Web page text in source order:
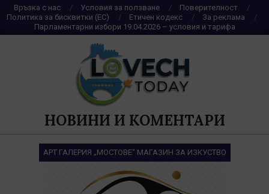
Skip
to
content
Връзка с нас Условия за ползване
Поверителност
Политика за бисквитки (ЕС)
Етичен кодекс
За реклама
Парламентарни избори 19.04.2026 – условия и тарифа
НОВИНИ И КОМЕНТАРИ
АРТ ГАЛЕРИЯ „МОСТОВЕ“ МАГАЗИН ЗА ИЗКУСТВО